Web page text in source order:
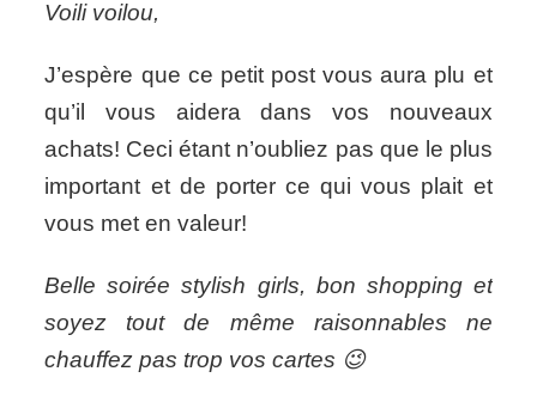
Voili voilou,
J’espère que ce petit post vous aura plu et
qu’il vous aidera dans vos nouveaux
achats! Ceci étant n’oubliez pas que le plus
important et de porter ce qui vous plait et
vous met en valeur!
Belle soirée stylish girls, bon shopping et
soyez tout de même raisonnables ne
chauffez pas trop vos cartes 😉